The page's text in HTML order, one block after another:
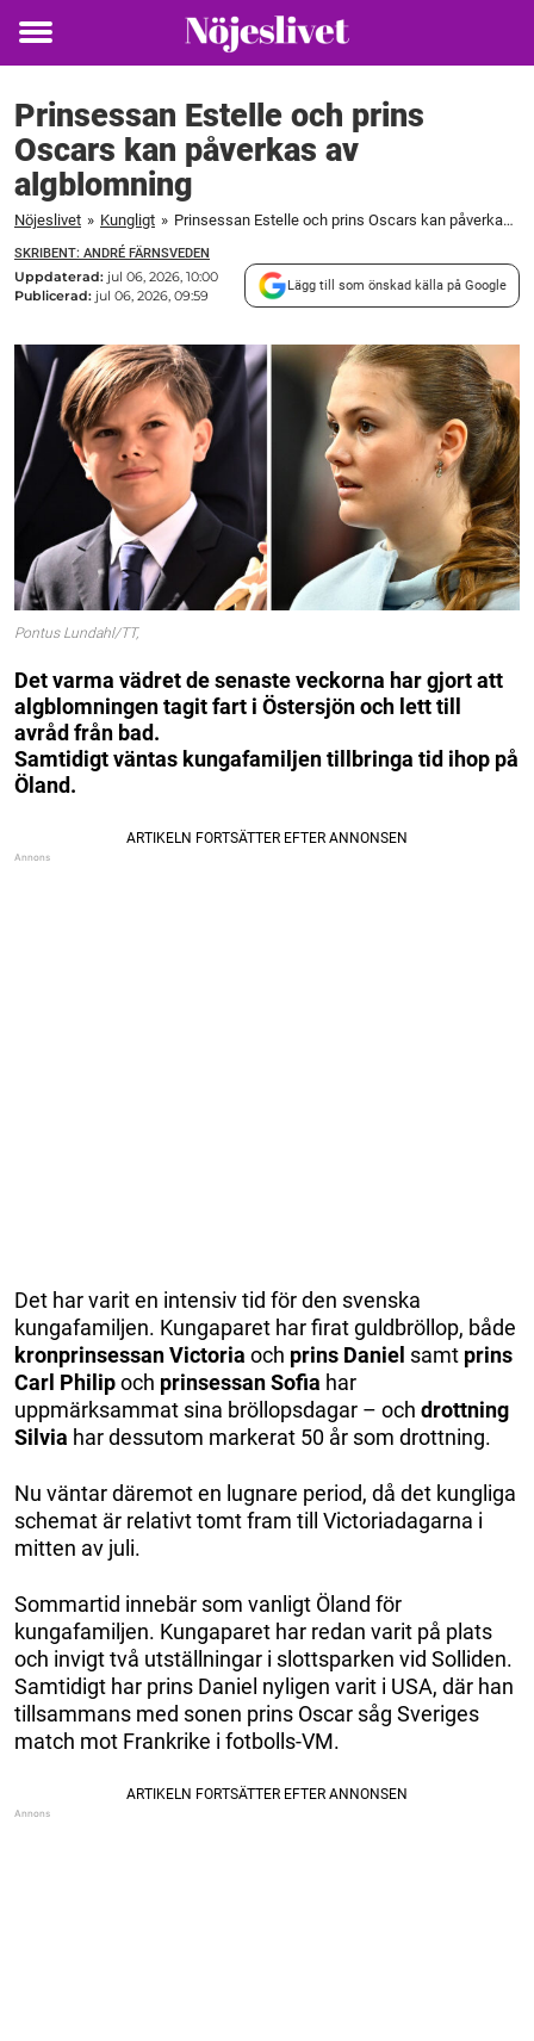
Toggle
Prinsessan Estelle och prins
Oscars kan påverkas av
algblomning
Nöjeslivet » Kungligt » Prinsessan Estelle och prins Oscars kan påverkas av algblomning
SKRIBENT: ANDRÉ FÄRNSVEDEN
Uppdaterad: jul 06, 2026, 10:00
Publicerad: jul 06, 2026, 09:59
Lägg till som önskad källa på Google
Pontus Lundahl/TT,
Det varma vädret de senaste veckorna har gjort att
algblomningen tagit fart i Östersjön och lett till
avråd från bad.
Samtidigt väntas kungafamiljen tillbringa tid ihop på
Öland.
Det har varit en intensiv tid för den svenska
kungafamiljen. Kungaparet har firat guldbröllop, både
kronprinsessan Victoria och prins Daniel samt prins
Carl Philipoch prinsessan Sofia har
uppmärksammat sina bröllopsdagar – och drottning
Silvia har dessutom markerat 50 år som drottning.
Nu väntar däremot en lugnare period, då det kungliga
schemat är relativt tomt fram till Victoriadagarna i
mitten av juli.
Sommartid innebär som vanligt Öland för
kungafamiljen. Kungaparet har redan varit på plats
och invigt två utställningar i slottsparken vid Solliden.
Samtidigt har prins Daniel nyligen varit i USA, där han
tillsammans med sonen prins Oscar såg Sveriges
match mot Frankrike i fotbolls-VM.